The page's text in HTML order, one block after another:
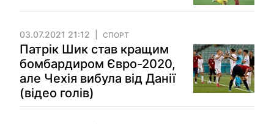
03.07.2021 21:12 СПОРТ
Патрік Шик став кращим
бомбардиром Євро-2020,
але Чехія вибула від Данії
(відео голів)